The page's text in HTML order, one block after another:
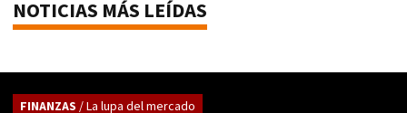
NOTICIAS MÁS LEÍDAS
FINANZAS / La lupa del mercado